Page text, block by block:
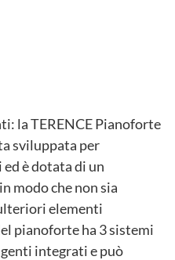
la TERENCE Pianoforte
sviluppata per
è dotata di un
modo che non sia
elementi
pianoforte ha 3 sistemi
integrati e può